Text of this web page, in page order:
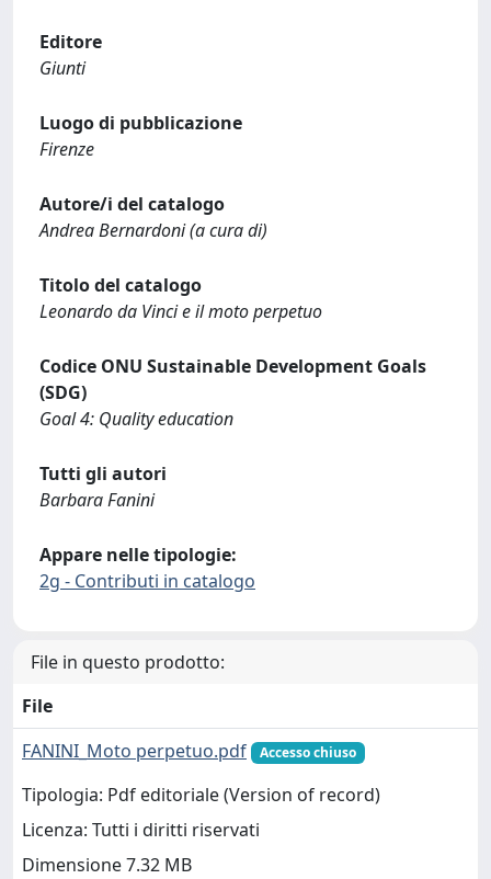
Editore
Giunti
Luogo di pubblicazione
Firenze
Autore/i del catalogo
Andrea Bernardoni (a cura di)
Titolo del catalogo
Leonardo da Vinci e il moto perpetuo
Codice ONU Sustainable Development Goals
(SDG)
Goal 4: Quality education
Tutti gli autori
Barbara Fanini
Appare nelle tipologie:
2g - Contributi in catalogo
File in questo prodotto:
File
FANINI_Moto perpetuo.pdf
Accesso chiuso
Tipologia: Pdf editoriale (Version of record)
Licenza: Tutti i diritti riservati
Dimensione 7.32 MB